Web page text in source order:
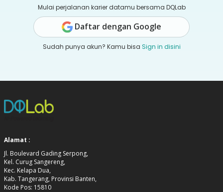
Mulai perjalanan karier datamu bersama DQLab
Daftar dengan Google
Sudah punya akun? Kamu bisa Sign in disini
Alamat :
Jl. Boulevard Gading Serpong,
Kel. Curug Sangereng,
Kec. Kelapa Dua,
Kab. Tangerang, Provinsi Banten,
Kode Pos: 15810